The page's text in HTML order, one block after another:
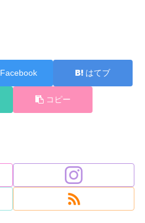
Facebook はてブ
コピー